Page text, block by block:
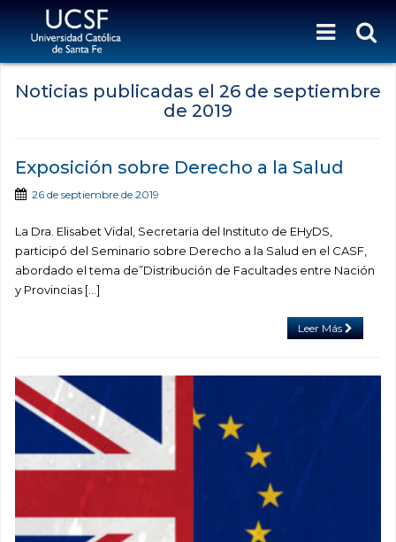
Noticias publicadas el 26 de septiembre
de 2019
Exposición sobre Derecho a la Salud
26 de septiembre de 2019
La Dra. Elisabet Vidal, Secretaria del Instituto de EHyDS,
participó del Seminario sobre Derecho a la Salud en el CASF,
abordado el tema de”Distribución de Facultades entre Nación
y Provincias […]
Leer Más